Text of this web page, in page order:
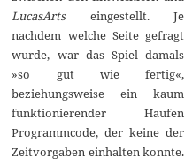
LucasArtseingestellt. Je
nachdem welche Seite gefragt
wurde, war das Spiel damals
»so gut wie fertig«,
beziehungsweise ein kaum
funktionierender Haufen
Programmcode, der keine der
Zeitvorgaben einhalten konnte.